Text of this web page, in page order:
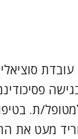
עובדת
ת.
מעט את